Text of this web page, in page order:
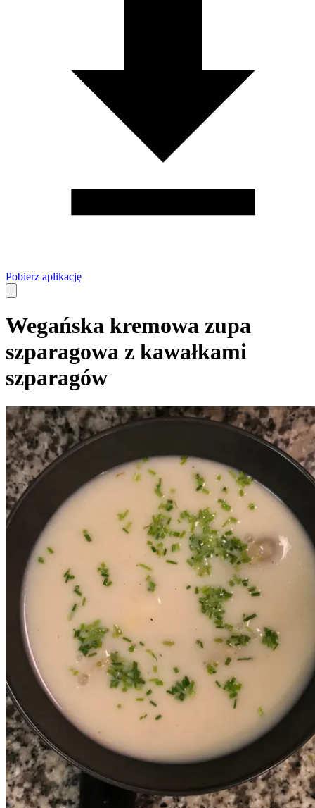
Pobierz aplikację
Wegańska kremowa zupa
szparagowa z kawałkami
szparagów